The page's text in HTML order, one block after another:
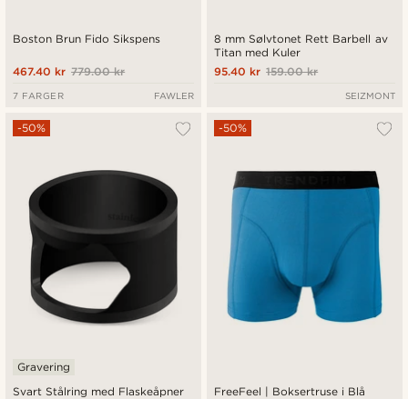
Boston Brun Fido Sikspens
779.00 kr
467.40 kr
7 FARGER FAWLER
8 mm Sølvtonet Rett Barbell av
Titan med Kuler
159.00 kr
95.40 kr
SEIZMONT
Svart Stålring med Flaskeåpner
-50%
Gravering
FreeFeel | Boksertruse i Blå
-50%